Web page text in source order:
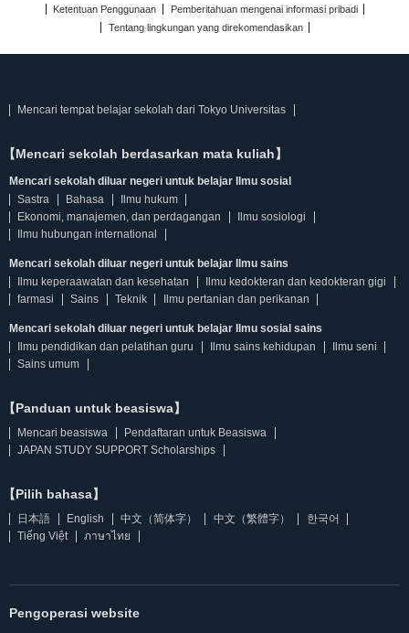
Ketentuan Penggunaan
Pemberitahuan mengenai informasi pribadi
Tentang lingkungan yang direkomendasikan
Mencari tempat belajar sekolah dari Tokyo Universitas
【Mencari sekolah berdasarkan mata kuliah】
Mencari sekolah diluar negeri untuk belajar Ilmu sosial
Sastra
Bahasa
Ilmu hukum
Ekonomi, manajemen, dan perdagangan
Ilmu sosiologi
Ilmu hubungan international
Mencari sekolah diluar negeri untuk belajar Ilmu sains
Ilmu keperaawatan dan kesehatan
Ilmu kedokteran dan kedokteran gigi
farmasi
Sains Teknik Ilmu pertanian dan perikanan
Mencari sekolah diluar negeri untuk belajar Ilmu sosial sains
Ilmu pendidikan dan pelatihan guru
Ilmu sains kehidupan
Ilmu seni
Sains umum
【Panduan untuk beasiswa】
Mencari beasiswa
Pendaftaran untuk Beasiswa
JAPAN STUDY SUPPORT Scholarships
【Pilih bahasa】
日本語 English 中文（简体字） 中文（繁體字）
한국어
Tiếng Việt
ภาษาไทย
Pengoperasi website